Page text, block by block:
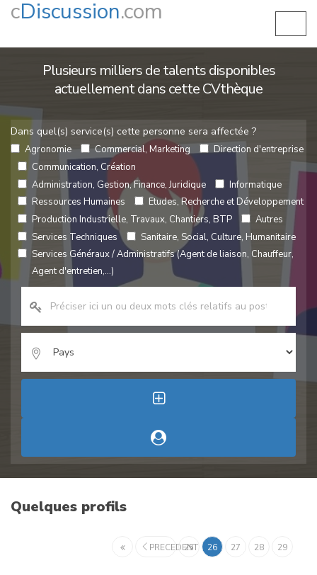
cDiscussion.com
Plusieurs milliers de talents disponibles
actuellement dans cette CVthèque
Dans quel(s) service(s) cette personne sera affectée ?
Agronomie Commercial, Marketing
Direction d'entreprise
Communication, Création
Administration, Gestion, Finance, Juridique
Informatique
Ressources Humaines
Etudes, Recherche et Développement
Production Industrielle, Travaux, Chantiers, BTP
Autres
Services Techniques
Sanitaire, Social, Culture, Humanitaire
Services Généraux / Administratifs (Agent de liaison, Chauffeur,
Agent d'entretien,...)
Quelques profils
PRECEDENT
25 26 27 28 29